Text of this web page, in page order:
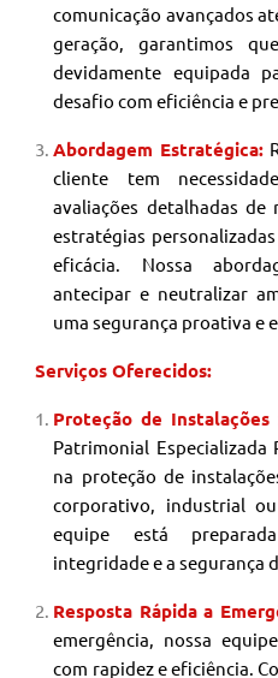
comunicação avançados
geração, garantimos
devidamente equipada
desafio com eficiência e
Abordagem Estratégica:
cliente tem
avaliações detalhadas de
estratégias
eficácia. Nossa
antecipar e neutralizar
uma segurança proativa e
Serviços Oferecidos:
Proteção de Instalações
Patrimonial Especializada
na proteção de
corporativo, industrial
equipe está
integridade e a segurança
Resposta Rápida a
emergência, nossa
com rapidez e eficiência.